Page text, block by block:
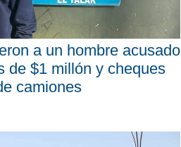
a un hombre acusado
de $1 millón y cheques
camiones